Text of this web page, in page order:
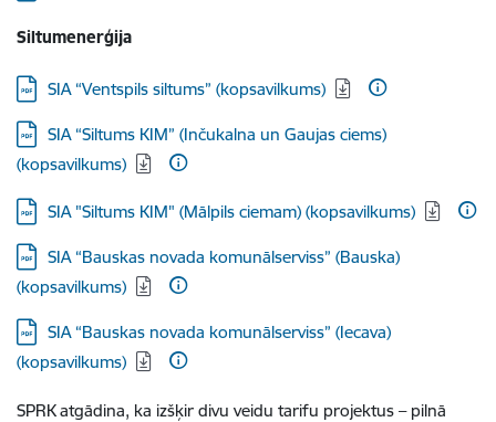
Siltumenerģija
Lejupielādēt:
SIA “Ventspils siltums” (kopsavilkums)
Lejupielādēt:
SIA “Siltums KIM” (Inčukalna un Gaujas ciems)
(kopsavilkums)
Lejupielādēt:
SIA "Siltums KIM" (Mālpils ciemam) (kopsavilkums)
Lejupielādēt:
SIA “Bauskas novada komunālserviss” (Bauska)
(kopsavilkums)
Lejupielādēt:
SIA “Bauskas novada komunālserviss” (Iecava)
(kopsavilkums)
SPRK atgādina, ka izšķir divu veidu tarifu projektus – pilnā